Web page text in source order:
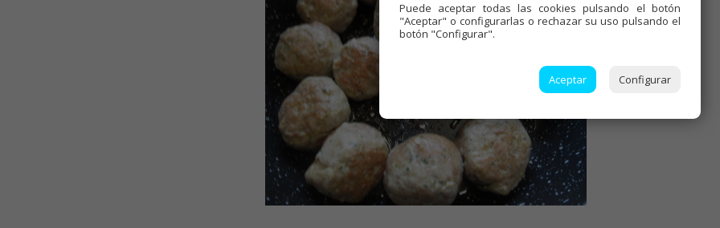
Puede aceptar todas las cookies pulsando el botón
"Aceptar" o configurarlas o rechazar su uso pulsando el
botón "Configurar".
Aceptar Configurar